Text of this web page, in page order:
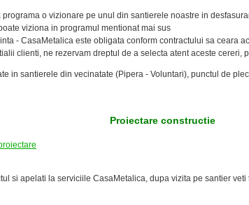
o vizionare pe unul din santierele noastre in
viziona in programul mentionat mai sus
- CasaMetalica este obligata conform contractului sa ceara
clienti, ne rezervam dreptul de a selecta atent aceste
in santierele din vecinatate (Pipera - Voluntari), punctul de
Proiectare constructie
si apelati la serviciile CasaMetalica, dupa vizita pe santier veti